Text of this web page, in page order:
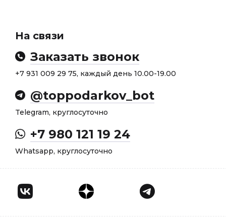
На связи
Заказать звонок
+7 931 009 29 75, каждый день 10.00-19.00
@toppodarkov_bot
Telegram, круглосуточно
+7 980 121 19 24
Whatsapp, круглосуточно